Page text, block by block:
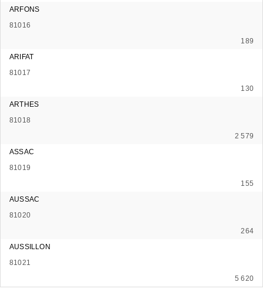
ARFONS
81016
189
ARIFAT
81017
130
ARTHES
81018
2 579
ASSAC
81019
155
AUSSAC
81020
264
AUSSILLON
81021
5 620